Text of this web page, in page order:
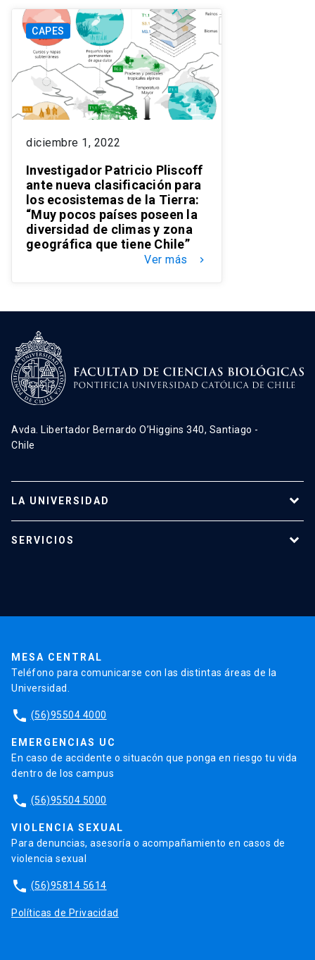
CAPES
diciembre 1, 2022
Investigador Patricio Pliscoff
ante nueva clasificación para
los ecosistemas de la Tierra:
“Muy pocos países poseen la
diversidad de climas y zona
geográfica que tiene Chile”
Ver más keyboard_arrow_right
Avda. Libertador Bernardo O’Higgins 340, Santiago -
Chile
LA UNIVERSIDAD
Investigación
SERVICIOS
MESA CENTRAL
Teléfono para comunicarse con las distintas áreas de la
Universidad.
phone (56)95504 4000
EMERGENCIAS UC
En caso de accidente o situacón que ponga en riesgo tu vida
dentro de los campus
phone (56)95504 5000
VIOLENCIA SEXUAL
Para denuncias, asesoría o acompañamiento en casos de
violencia sexual
phone (56)95814 5614
Políticas de Privacidad